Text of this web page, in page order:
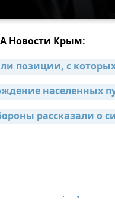
Новости Крым:
позиции, с
населенных
рассказали о